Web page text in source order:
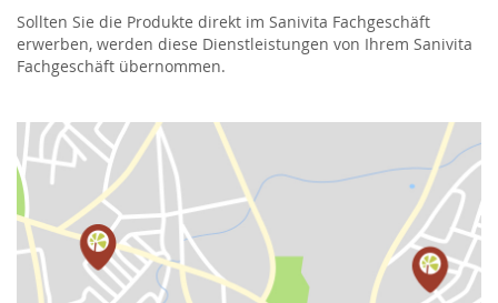
Sollten Sie die Produkte direkt im Sanivita Fachgeschäft
erwerben, werden diese Dienstleistungen von Ihrem Sanivita
Fachgeschäft übernommen.